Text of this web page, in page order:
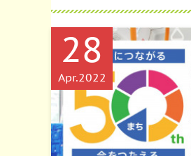
28
Apr 2022